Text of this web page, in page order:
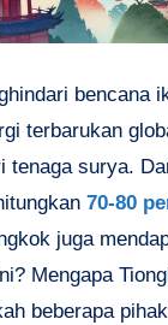
bencana
terbarukan
tenaga surya.
70-80
juga
Mengapa
beberapa